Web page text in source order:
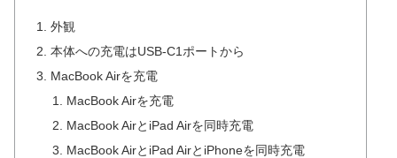
外観
本体への充電はUSB-C1ポートから
MacBook Airを充電
MacBook Airを充電
MacBook AirとiPad Airを同時充電
MacBook AirとiPad AirとiPhoneを同時充電